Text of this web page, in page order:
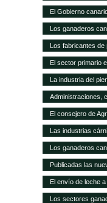
cuatro años
El Gobierno
Los ganaderos
en ayudas POSEI
Los fabricantes de
sequía en España
El sector primario
millones
La industria del
asamblea general
Administraciones,
trabajan en el
El consejero de
subvenciones al
de Europa
Las industrias
porcino
Los ganaderos
atrasadas
Publicadas las
en mataderos de
El envío de leche
cabras
Los sectores